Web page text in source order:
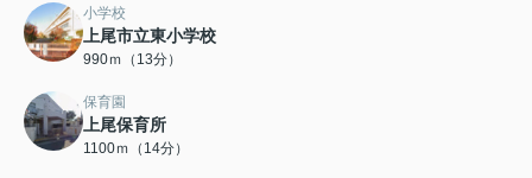
小学校
上尾市立東小学校
990ｍ（13分）
保育園
上尾保育所
1100ｍ（14分）